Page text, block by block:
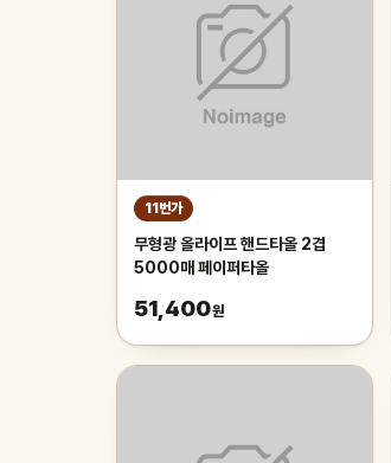
11번가
무형광 올라이프 핸드타올 2겹
5000매 페이퍼타올
51,400원